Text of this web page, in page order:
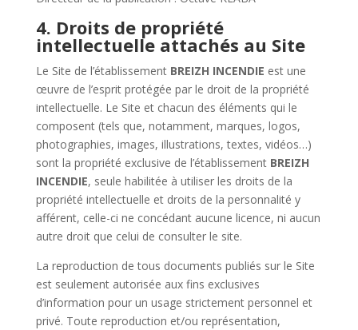
4. Droits de propriété
intellectuelle attachés au Site
Le Site de l’établissementBREIZH INCENDIE est une
œuvre de l’esprit protégée par le droit de la propriété
intellectuelle. Le Site et chacun des éléments qui le
composent (tels que, notamment, marques, logos,
photographies, images, illustrations, textes, vidéos…)
sont la propriété exclusive de l’établissementBREIZH
INCENDIE, seule habilitée à utiliser les droits de la
propriété intellectuelle et droits de la personnalité y
afférent, celle-ci ne concédant aucune licence, ni aucun
autre droit que celui de consulter le site.
La reproduction de tous documents publiés sur le Site
est seulement autorisée aux fins exclusives
d’information pour un usage strictement personnel et
privé. Toute reproduction et/ou représentation,